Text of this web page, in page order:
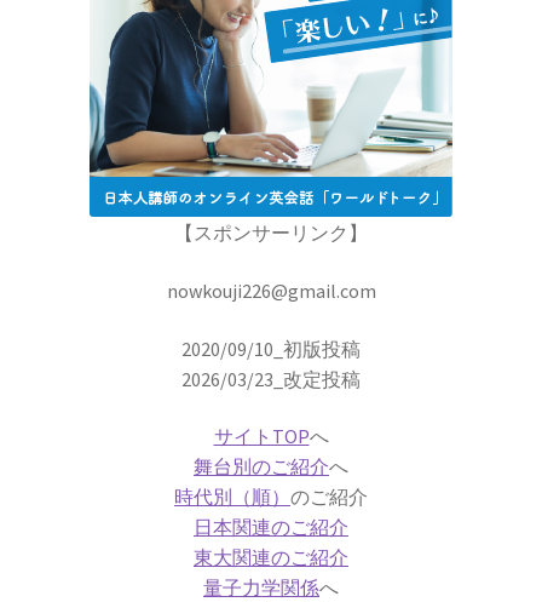
アイザック・アシモフ
【「ロボット3原則」で有名なSF作家】
アイザック・ニュートン
【微積分を駆使して空間・時間・力
を明確に定式化】
アイザック・バロー
【幾何学的に微積分を考えニュートンを育て
た】
【スポンサーリンク】
nowkouji226@gmail.com
2020/09/10_初版投稿
2026/03/23_改定投稿
サイトTOPへ
舞台別のご紹介へ
時代別（順） のご紹介
日本関連のご紹介
東大関連のご紹介
量子力学関係へ